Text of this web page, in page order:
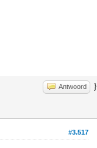
Antwoord }
#3.517